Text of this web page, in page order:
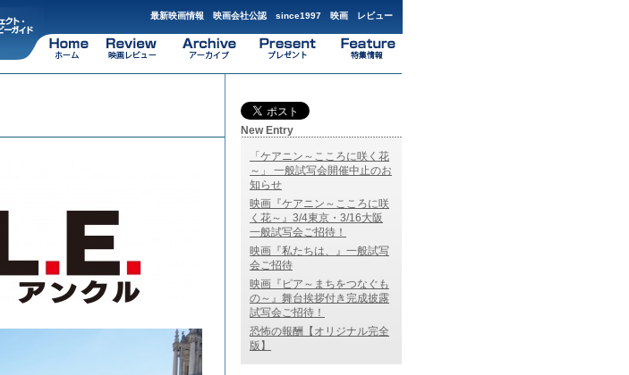
最新映画情報 映画会社公認 since1997 映画 レビュー
New Entry
「ケアニン～こころに咲く花
～」 一般試写会開催中止のお
知らせ
映画『ケアニン～こころに咲
く花～』3/4東京・3/16大阪
一般試写会ご招待！
映画『私たちは、』一般試写
会ご招待
映画『ピア～まちをつなぐも
の～』舞台挨拶付き完成披露
試写会ご招待！
恐怖の報酬【オリジナル完全
版】